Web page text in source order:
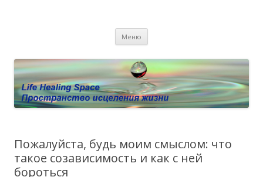
Личный сайт Елены Барымовой
исцелении воспоминанием и ренкарнационике. Услуги.
Меню
Пожалуйста, будь моим смыслом: что
такое созависимость и как с ней
бороться